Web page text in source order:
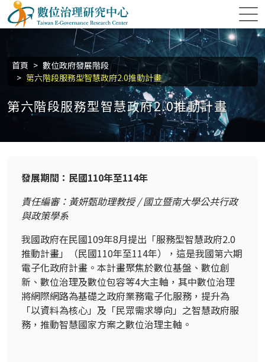
跳到主要內容區塊
數位治理研究中心
首頁
數位政府發展階段
第六階段服務型智慧政府2.0推動計畫
:::
第六階段服務型智慧政府2.0推動計畫
發展期間：民國110年至114年
責任編審：黃妍甄助理教授 / 國立暨南大學公共行政
與政策學系
我國政府在民國109年8月提出「服務型智慧政府2.0
推動計畫」（民國110年至114年），這是我國第六期
電子化政府計畫。本計畫聚焦於數位基盤、數位創
新、數位治理及數位包容等4大主軸，其中數位治理
將網際網路為基礎之政府業務電子化服務，提升為
「以資料為核心」及「民眾需求導向」之智慧政府服
務，推動智慧國家方案之數位治理主軸。